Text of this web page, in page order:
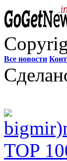
Все новости